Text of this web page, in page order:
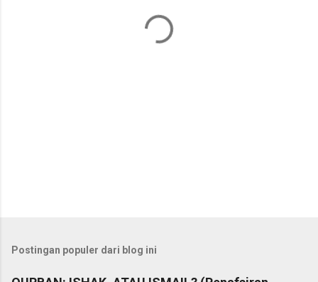
Postingan populer dari blog ini